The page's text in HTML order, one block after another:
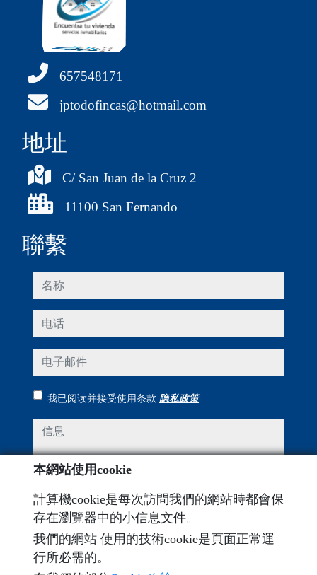
657548171
jptodofincas@hotmail.com
地址
C/ San Juan de la Cruz 2
11100 San Fernando
聯繫
名称
电话
电子邮件
我已阅读并接受使用条款 隐私政策
信息
Captcha
本網站使用cookie
計算機cookie是每次訪問我們的網站時都會保
存在瀏覽器中的小信息文件。
我們的網站 使用的技術cookie是頁面正常運
行所必需的。